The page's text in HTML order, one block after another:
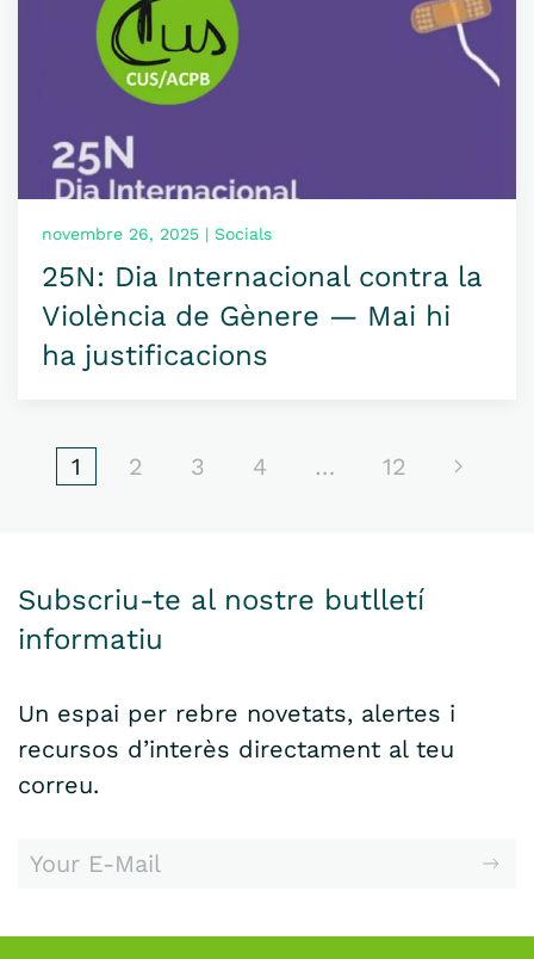
novembre 26, 2025 | Socials
25N: Dia Internacional contra la
Violència de Gènere — Mai hi
ha justificacions
1 2 3 4 … 12
Subscriu-te al nostre butlletí
informatiu
Un espai per rebre novetats, alertes i
recursos d’interès directament al teu
correu.